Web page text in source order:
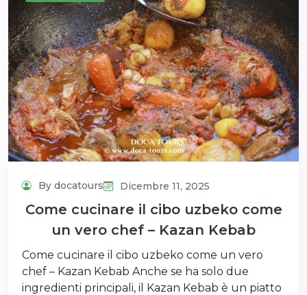
By docatours Dicembre 11, 2025
Come cucinare il cibo uzbeko come
un vero chef – Kazan Kebab
Come cucinare il cibo uzbeko come un vero
chef – Kazan Kebab Anche se ha solo due
ingredienti principali, il Kazan Kebab è un piatto